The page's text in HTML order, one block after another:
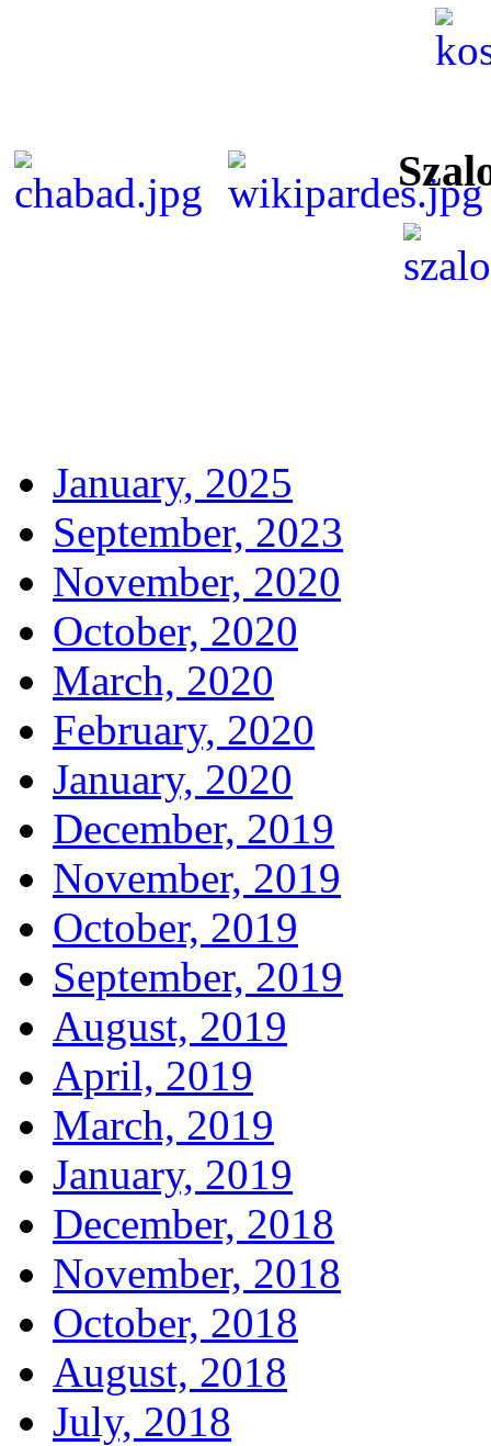
January, 2025
September, 2023
November, 2020
October, 2020
March, 2020
February, 2020
January, 2020
December, 2019
November, 2019
October, 2019
September, 2019
August, 2019
April, 2019
March, 2019
January, 2019
December, 2018
November, 2018
October, 2018
August, 2018
July, 2018